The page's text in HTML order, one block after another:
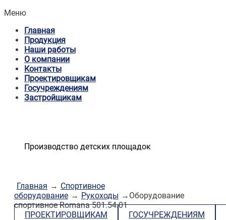
Меню
Главная
Продукция
Наши работы
О компании
Контакты
Проектировщикам
Госучреждениям
Застройщикам
Производство детских площадок
Главная → Спортивное
оборудование → Рукоходы →Оборудование
спортивное Romana 501.54.01
ПРОЕКТИРОВЩИКАМ
ГОСУЧРЕЖДЕНИЯМ